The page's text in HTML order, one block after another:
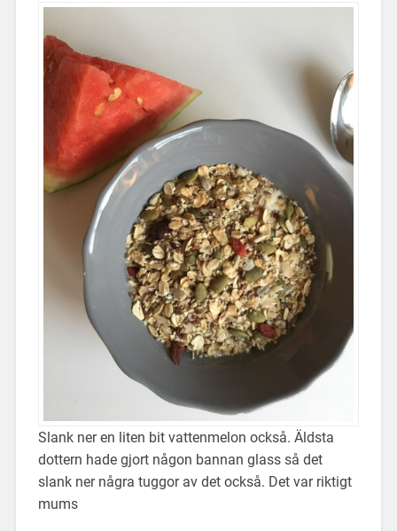
Slank ner en liten bit vattenmelon också. Äldsta
dottern hade gjort någon bannan glass så det
slank ner några tuggor av det också. Det var riktigt
mums